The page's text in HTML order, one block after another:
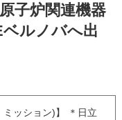
子炉関連機器
ルノバへ出
ミッション)】 ＊日立